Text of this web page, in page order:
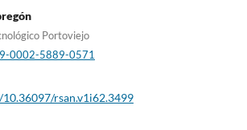
Portoviejo
0002-5889-0571
rsan.v1i62.3499